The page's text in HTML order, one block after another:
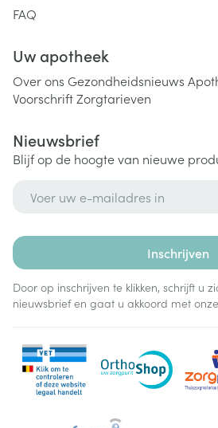
FAQ
Uw apotheek
Over ons Gezondheidsnieuws
VoorschriftZorgtarieven
Nieuwsbrief
Blijf op de hoogte van nieuwe
Inschrijven
Door op inschrijven te klikken, schrijft u
nieuwsbrief en gaat u akkoord met onze